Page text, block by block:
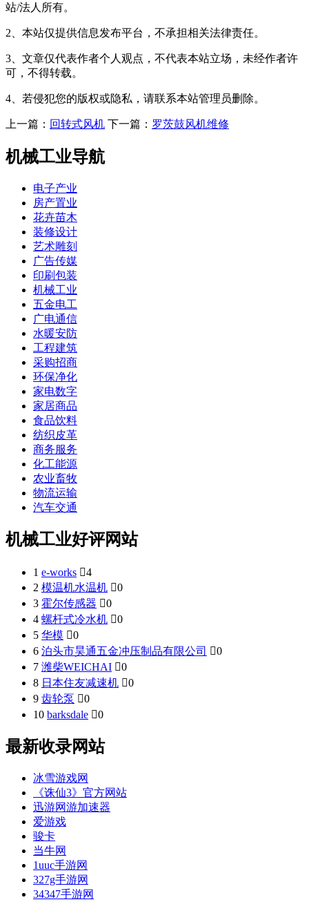
站/法人所有。
2、本站仅提供信息发布平台，不承担相关法律责任。
3、文章仅代表作者个人观点，不代表本站立场，未经作者许
可，不得转载。
4、若侵犯您的版权或隐私，请联系本站管理员删除。
上一篇： 回转式风机 下一篇： 罗茨鼓风机维修
机械工业导航
电子产业
房产置业
花卉苗木
装修设计
艺术雕刻
广告传媒
印刷包装
机械工业
五金电工
广电通信
水暖安防
工程建筑
采购招商
环保净化
家电数字
家居商品
食品饮料
纺织皮革
商务服务
化工能源
农业畜牧
物流运输
汽车交通
机械工业好评网站
1 e-works 4
2 模温机水温机 0
3 霍尔传感器 0
4 螺杆式冷水机 0
5 华模 0
6 泊头市昊通五金冲压制品有限公司 0
7 潍柴WEICHAI 0
8 日本住友减速机 0
9 齿轮泵 0
10 barksdale 0
最新收录网站
冰雪游戏网
《诛仙3》官方网站
迅游网游加速器
爱游戏
骏卡
当牛网
1uuc手游网
327g手游网
34347手游网